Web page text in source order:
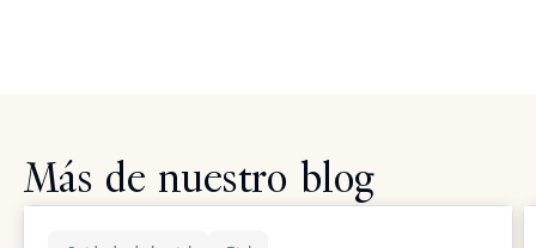
Más de nuestro blog